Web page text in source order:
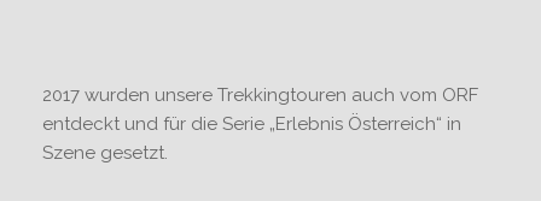
2017 wurden unsere Trekkingtouren auch vom ORF
entdeckt und für die Serie „Erlebnis Österreich“ in
Szene gesetzt.